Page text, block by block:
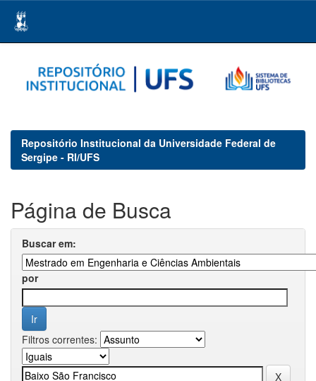
navigation
Repositório Institucional da Universidade Federal de
Sergipe - RI/UFS
Página de Busca
Buscar em:
por
Filtros correntes: